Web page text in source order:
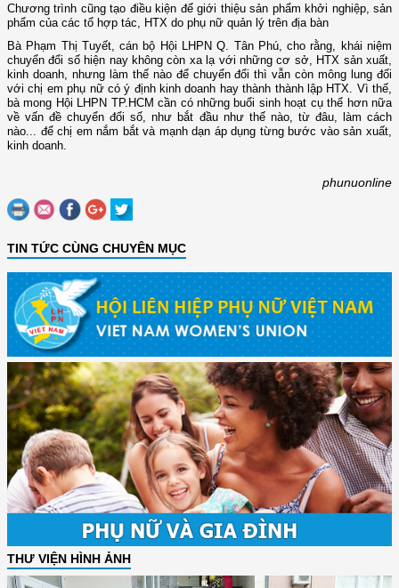
Chương trình cũng tạo điều kiện để giới thiệu sản phẩm khởi nghiệp, sản
phẩm của các tổ hợp tác, HTX do phụ nữ quản lý trên địa bàn
Bà Phạm Thị Tuyết, cán bộ Hội LHPN Q. Tân Phú, cho rằng, khái niệm
chuyển đổi số hiện nay không còn xa lạ với những cơ sở, HTX sản xuất,
kinh doanh, nhưng làm thế nào để chuyển đổi thì vẫn còn mông lung đối
với chị em phụ nữ có ý định kinh doanh hay thành thành lập HTX. Vì thế,
bà mong Hội LHPN TP.HCM cần có những buổi sinh hoạt cụ thể hơn nữa
về vấn đề chuyển đổi số, như bắt đầu như thế nào, từ đâu, làm cách
nào... để chị em nắm bắt và mạnh dạn áp dụng từng bước vào sản xuất,
kinh doanh.
phunuonline
TIN TỨC CÙNG CHUYÊN MỤC
THƯ VIỆN HÌNH ẢNH